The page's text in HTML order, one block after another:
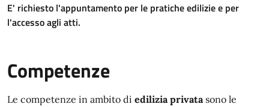
E' richiesto l'appuntamento per le pratiche edilizie e per
l'accesso agli atti.
Competenze
Le competenze in ambito di edilizia privatasono le